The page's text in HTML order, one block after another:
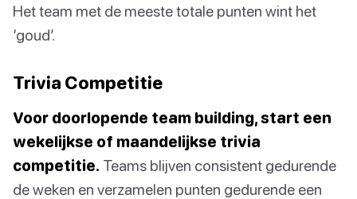
Het team met de meeste totale punten wint het
‘goud’.
Trivia Competitie
Voor doorlopende team building, start een
wekelijkse of maandelijkse trivia
competitie. Teams blijven consistent gedurende
de weken en verzamelen punten gedurende een